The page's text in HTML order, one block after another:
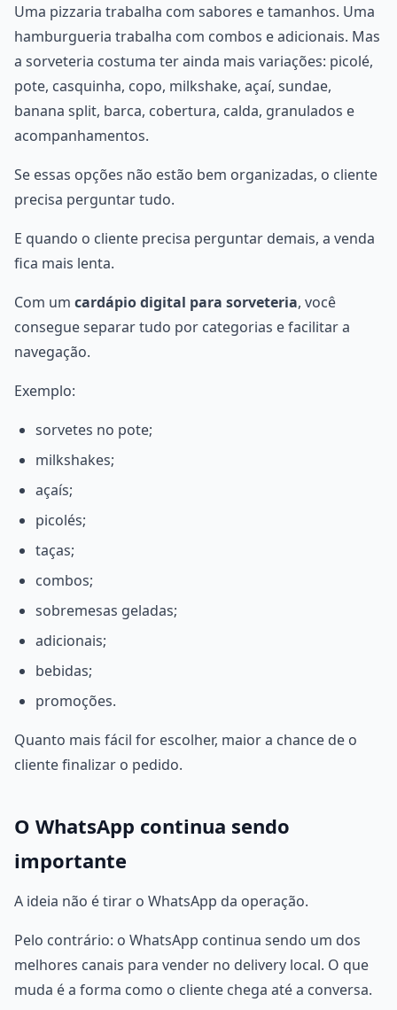
Uma pizzaria trabalha com sabores e tamanhos. Uma
hamburgueria trabalha com combos e adicionais. Mas
a sorveteria costuma ter ainda mais variações: picolé,
pote, casquinha, copo, milkshake, açaí, sundae,
banana split, barca, cobertura, calda, granulados e
acompanhamentos.
Se essas opções não estão bem organizadas, o cliente
precisa perguntar tudo.
E quando o cliente precisa perguntar demais, a venda
fica mais lenta.
Com um cardápio digital para sorveteria, você
consegue separar tudo por categorias e facilitar a
navegação.
Exemplo:
sorvetes no pote;
milkshakes;
açaís;
picolés;
taças;
combos;
sobremesas geladas;
adicionais;
bebidas;
promoções.
Quanto mais fácil for escolher, maior a chance de o
cliente finalizar o pedido.
O WhatsApp continua sendo
importante
A ideia não é tirar o WhatsApp da operação.
Pelo contrário: o WhatsApp continua sendo um dos
melhores canais para vender no delivery local. O que
muda é a forma como o cliente chega até a conversa.